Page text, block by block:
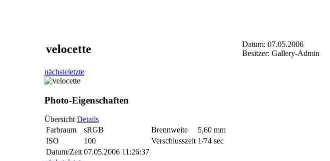
velocette
Datum: 07.05.2006
Besitzer: Gallery-Admin
nächsteletzte
Photo-Eigenschaften
ÜbersichtDetails
Farbraum
sRGB Brennweite
5,60 mm
ISO
100 Verschlusszeit 1/74 sec
Datum/Zeit 07.05.2006 11:26:37